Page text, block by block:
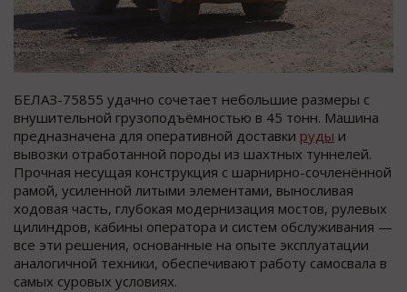
БЕЛАЗ-75855 удачно сочетает небольшие размеры с
внушительной грузоподъёмностью в 45 тонн. Машина
предназначена для оперативной доставки руды и
вывозки отработанной породы из шахтных туннелей.
Прочная несущая конструкция с шарнирно-сочленённой
рамой, усиленной литыми элементами, выносливая
ходовая часть, глубокая модернизация мостов, рулевых
цилиндров, кабины оператора и систем обслуживания —
все эти решения, основанные на опыте эксплуатации
аналогичной техники, обеспечивают работу самосвала в
самых суровых условиях.